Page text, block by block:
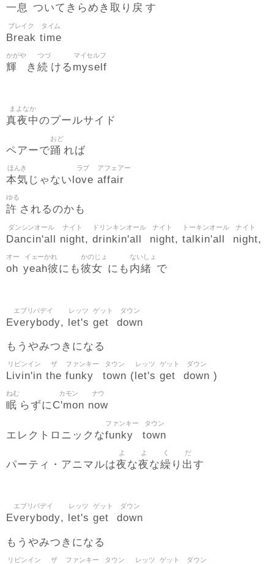
一息 ついてきらめき 取 り 戻 す
Break
ブレイク
time
タイム
輝
かがや
き 続
つづ
ける myself
マイセルフ
真夜中
まよなか
のプールサイド
ペアーで踊
おど
れば
本気
ほんき
じゃないlove
ラブ
affair
アフェアー
許
ゆる
されるのかも
Dancin'all
ダンシンオール
night
ナイト
, drinkin'all
ドリンキンオール
night
ナイト
, talkin'all
トーキンオール
night
ナイト
,
oh
オー
yeah彼
イェーかれ
にも彼女
かのじょ
にも 内緒
ないしょ
で
Everybody
エブリバデイ
, let's
レッツ
get
ゲット
down
ダウン
もうやみつきになる
Livin'in
リビンイン
the
ザ
funky
ファンキー
town
タウン
(let's
レッツ
get
ゲット
down
ダウン
)
眠
ねむ
らずにC'mon
カモン
now
ナウ
エレクトロニックなfunky
ファンキー
town
タウン
パーティ・アニマルは夜
よ
な夜
よ
な繰
く
り 出
だ
す
Everybody
エブリバデイ
, let's
レッツ
get
ゲット
down
ダウン
もうやみつきになる
リビンイン ザ ファンキー タウン レッツ ゲット ダウン